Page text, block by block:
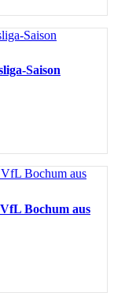
Saison
Bochum aus